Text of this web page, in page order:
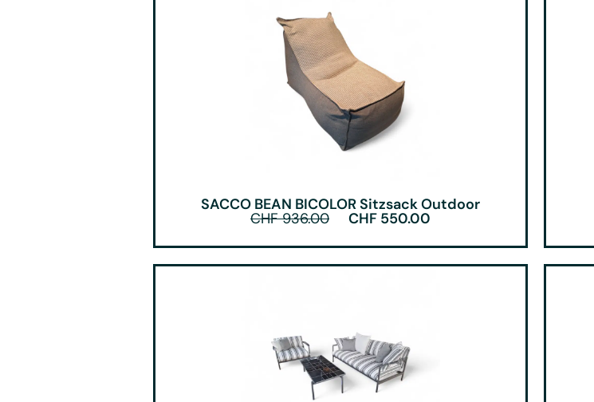
SACCO BEAN BICOLOR Sitzsack Outdoor
CHF936.00 CHF 550.00